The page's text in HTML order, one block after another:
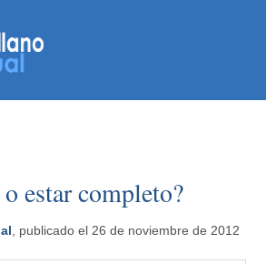
estar completo?
, publicado el 26 de noviembre de 2012